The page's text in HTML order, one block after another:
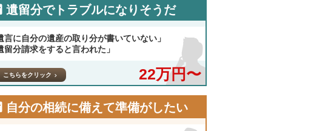
遺留分でトラブルになりそうだ
言に自分の遺産の取り分が書いていない」
留分請求をすると言われた」
22万円〜
こちらをクリック
自分の相続に備えて準備がしたい